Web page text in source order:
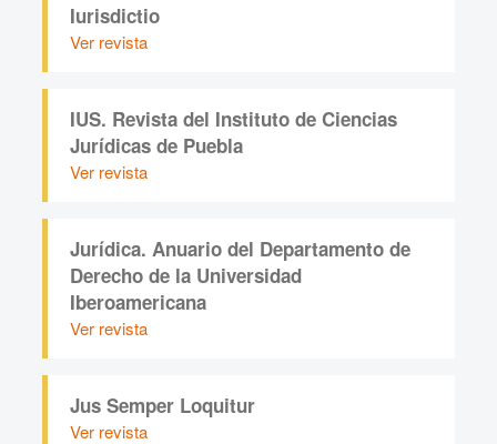
Iurisdictio
Ver revista
IUS. Revista del Instituto de Ciencias
Jurídicas de Puebla
Ver revista
Jurídica. Anuario del Departamento de
Derecho de la Universidad
Iberoamericana
Ver revista
Jus Semper Loquitur
Ver revista